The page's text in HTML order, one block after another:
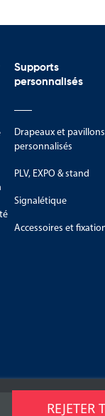
Supports
personnalisés
Drapeaux et pavillons
personnalisés
PLV, EXPO & stand
Signalétique
Accessoires et
REJETER